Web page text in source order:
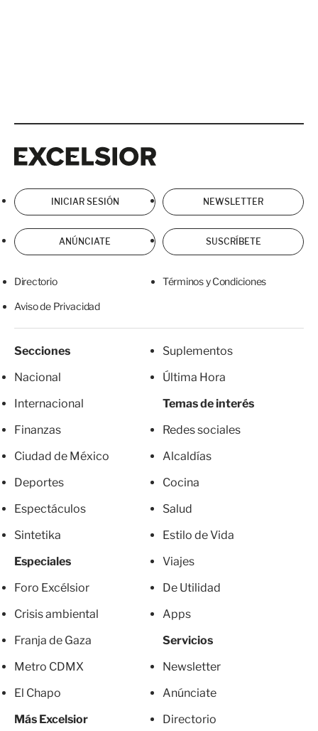
INICIAR SESIÓN NEWSLETTER
ANÚNCIATE SUSCRÍBETE
Directorio Términos y Condiciones
Aviso de Privacidad
Secciones
Nacional
Internacional
Finanzas
Ciudad de México
Deportes
Espectáculos
Sintetika
Especiales
Foro Excélsior
Crisis ambiental
Franja de Gaza
Metro CDMX
El Chapo
Más Excelsior
Suplementos
Última Hora
Temas de interés
Redes sociales
Alcaldías
Cocina
Salud
Estilo de Vida
Viajes
De Utilidad
Apps
Servicios
Newsletter
Anúnciate
Directorio